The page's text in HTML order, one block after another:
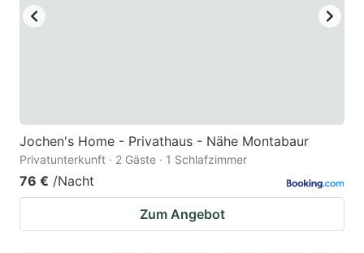
Jochen's Home - Privathaus - Nähe Montabaur
Privatunterkunft · 2 Gäste · 1 Schlafzimmer
76 € /Nacht
Zum Angebot